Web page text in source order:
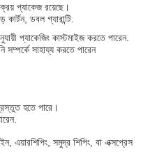
প্যাকেজ রয়েছে।
ডবল গ্যারান্টি.
প্যাকেজিং কাস্টমাইজ করতে পারেন.
সম্পর্কে সাহায্য করতে পারেন
হতে পারে।
এয়ারশিপিং, সমুদ্র শিপিং, বা এক্সপ্রেস